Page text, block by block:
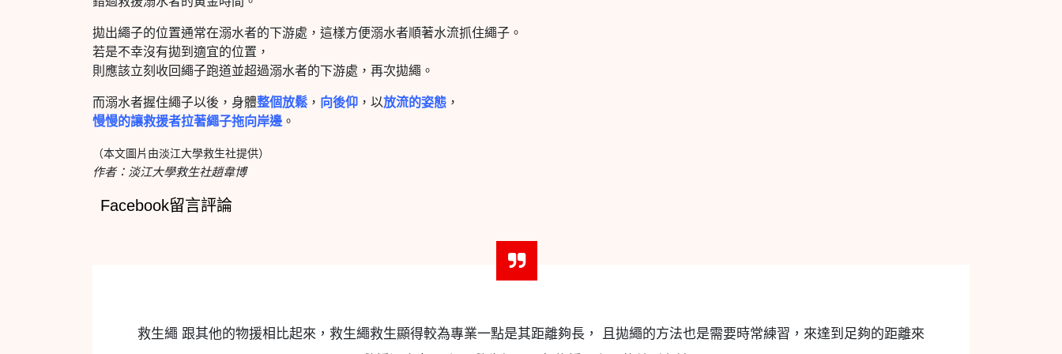
拋出繩子的位置通常在溺水者的下游處，這樣方便溺水者順著水流抓住繩子。
若是不幸沒有拋到適宜的位置，
則應該立刻收回繩子跑道並超過溺水者的下游處，再次拋繩。
而溺水者握住繩子以後，身體整個放鬆 ， 向後仰 ，以放流的姿態 ，
慢慢的讓救援者拉著繩子拖向岸邊。
（本文圖片由淡江大學救生社提供）
作者：淡江大學救生社趙韋博
Facebook留言評論
救生繩 跟其他的物援相比起來，救生繩救生顯得較為專業一點是其距離夠長， 且拋繩的方法也是需要時常練習，來達到足夠的距離來